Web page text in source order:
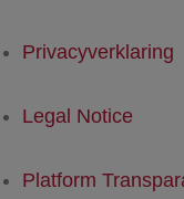
Privacyverklaring
Legal Notice
Platform